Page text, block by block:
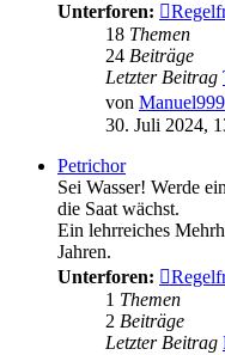
Unterforen:
18 Themen
24 Beiträge
Letzter Beitrag
von
30. Juli 2024,
Petrichor
Sei Wasser! Werde
die Saat wächst.
Ein lehrreiches
Jahren.
Unterforen:
1 Themen
2 Beiträge
Letzter Beitrag